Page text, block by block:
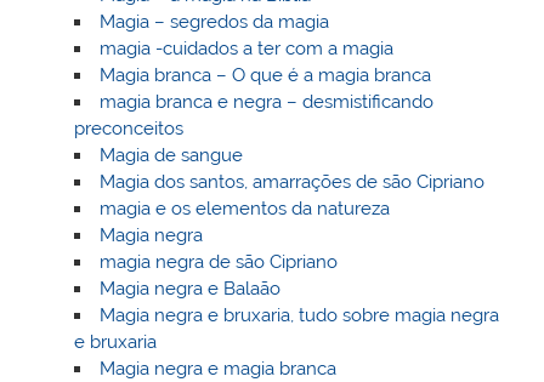
Magia – segredos da magia
magia -cuidados a ter com a magia
Magia branca – O que é a magia branca
magia branca e negra – desmistificando
preconceitos
Magia de sangue
Magia dos santos, amarrações de são Cipriano
magia e os elementos da natureza
Magia negra
magia negra de são Cipriano
Magia negra e Balaão
Magia negra e bruxaria, tudo sobre magia negra
e bruxaria
Magia negra e magia branca